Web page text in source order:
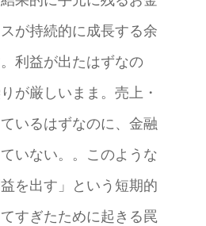
が持続的に成長する余
利益が出たはずなの
が厳しいまま。売上・
いるはずなのに、金融
いない。。このような
を出す」という短期的
すぎたために起きる罠